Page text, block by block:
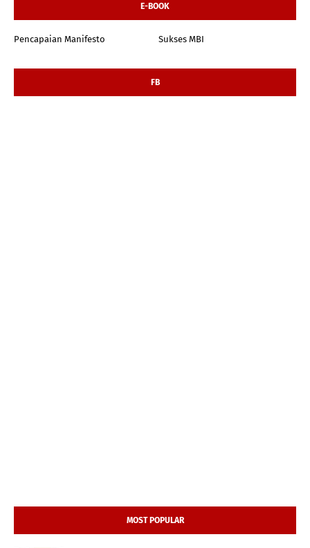
E-BOOK
Pencapaian Manifesto Sukses MBI
FB
MOST POPULAR